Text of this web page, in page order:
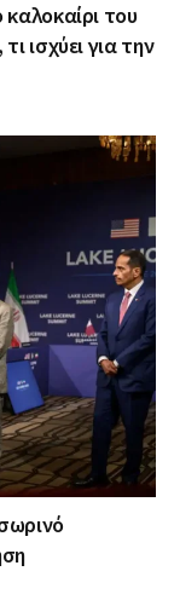
του
ισχύει για την